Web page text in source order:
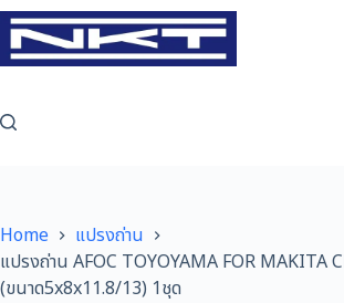
Skip
to
content
Home
แปรงถ่าน
แปรงถ่าน AFOC TOYOYAMA FOR MAKITA
(ขนาด5x8x11.8/13) 1ชุด